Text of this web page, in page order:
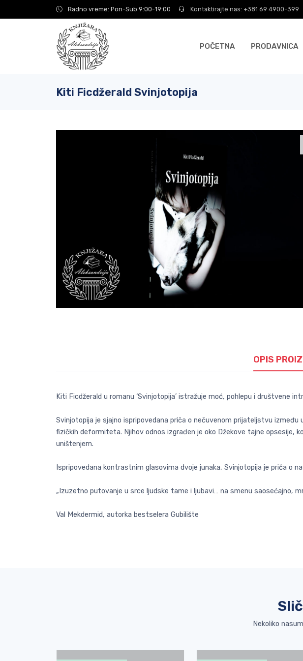
Radno vreme: Pon-Sub 9:00-19:00 Kontaktirajte nas: +381 69 4900-399
POČETNA PRODAVNICA
Kiti Ficdžerald Svinjotopija
OPIS
Kiti Ficdžerald u romanu ‘Svinjotopija’ istražuje moć, pohlepu i društvene
Svinjotopija je sjajno ispripovedana priča o nečuvenom prijateljstvu
fizičkih deformiteta. Njihov odnos izgrađen je oko Džekove tajne opsesije,
uništenjem.
Ispripovedana kontrastnim glasovima dvoje junaka, Svinjotopija je priča o
„Izuzetno putovanje u srce ljudske tame i ljubavi… na smenu saosećajno,
Val Mekdermid, autorka bestselera Gubilište
Nekoliko